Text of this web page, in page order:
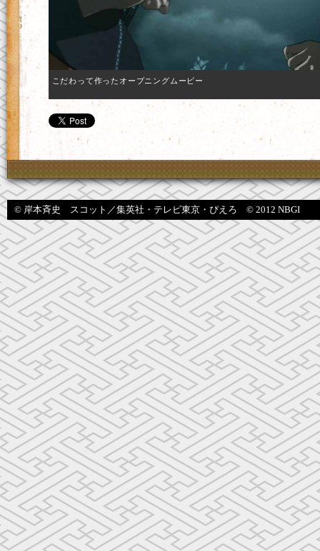
こだわって作ったオープニングムービー
© 岸本斉史 スコット／集英社・テレビ東京・ぴえろ © 2012 NBGI